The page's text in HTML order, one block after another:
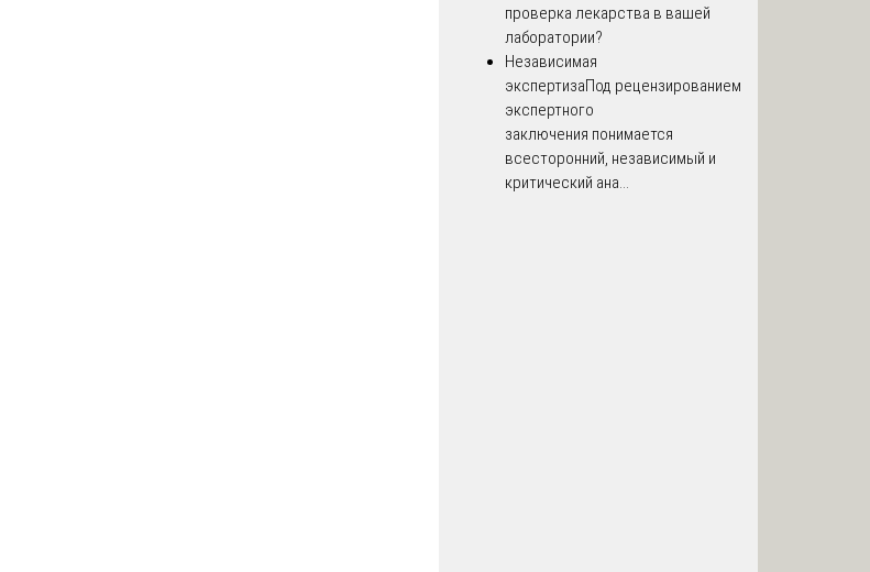
проверка лекарства в вашей
лаборатории?
Независимая
экспертизаПод рецензированием
экспертного
заключения понимается
всесторонний, независимый и
критический ана...